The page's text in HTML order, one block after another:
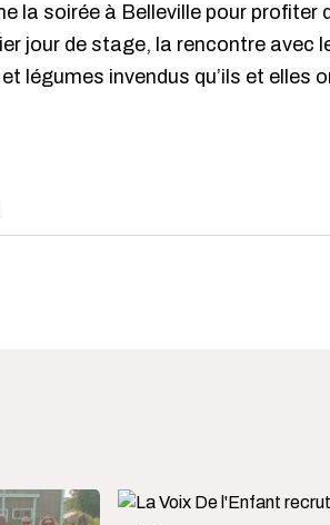
la soirée à Belleville pour profiter
jour de stage, la rencontre avec
légumes invendus qu’ils et elles